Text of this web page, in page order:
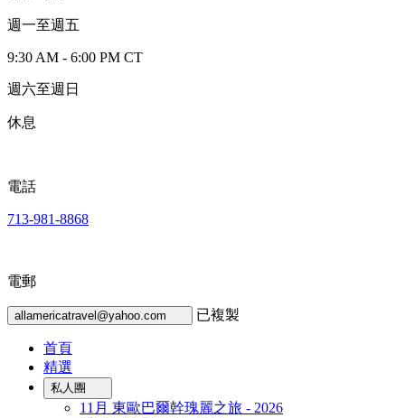
週一至週五
9:30 AM - 6:00 PM CT
週六至週日
休息
電話
713-981-8868
電郵
allamericatravel@yahoo.com 已複製
首頁
精選
私人團
11月 東歐巴爾幹瑰麗之旅 - 2026